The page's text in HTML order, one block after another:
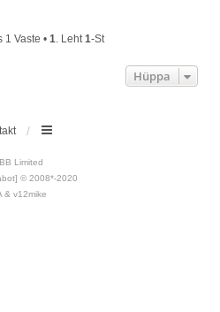
1 Vaste • 1. Leht1-st
Hüppa
Limited
© 2008*-2020
& v12mike